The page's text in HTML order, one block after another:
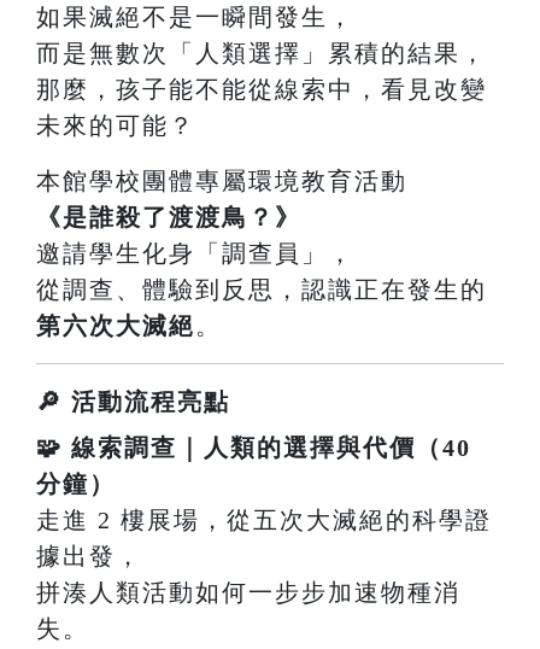
如果滅絕不是一瞬間發生，
而是無數次「人類選擇」累積的結果，
那麼，孩子能不能從線索中，看見改變
未來的可能？
本館學校團體專屬環境教育活動
《是誰殺了渡渡鳥？》
邀請學生化身「調查員」，
從調查、體驗到反思，認識正在發生的
第六次大滅絕。
🔎 活動流程亮點
🧩 線索調查｜人類的選擇與代價（40
分鐘）
走進 2 樓展場，從五次大滅絕的科學證
據出發，
拼湊人類活動如何一步步加速物種消
失。